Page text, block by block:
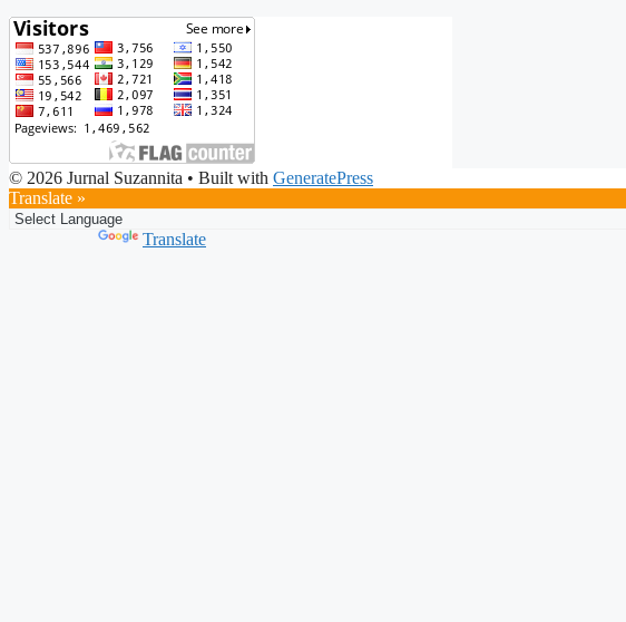
© 2026 Jurnal Suzannita • Built with GeneratePress
Translate »
Translate